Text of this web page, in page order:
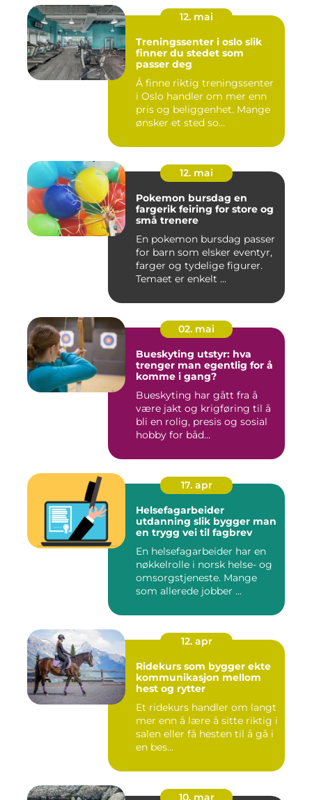
12. mai
Treningssenter i oslo slik
finner du stedet som
passer deg
Å finne riktig treningssenter
i Oslo handler om mer enn
pris og beliggenhet. Mange
ønsker et sted so...
12. mai
Pokemon bursdag en
fargerik feiring for store og
små trenere
En pokemon bursdag passer
for barn som elsker eventyr,
farger og tydelige figurer.
Temaet er enkelt ...
02. mai
Bueskyting utstyr: hva
trenger man egentlig for å
komme i gang?
Bueskyting har gått fra å
være jakt og krigføring til å
bli en rolig, presis og sosial
hobby for båd...
17. apr
Helsefagarbeider
utdanning slik bygger man
en trygg vei til fagbrev
En helsefagarbeider har en
nøkkelrolle i norsk helse- og
omsorgstjeneste. Mange
som allerede jobber ...
12. apr
Ridekurs som bygger ekte
kommunikasjon mellom
hest og rytter
Et ridekurs handler om langt
mer enn å lære å sitte riktig i
salen eller få hesten til å gå i
en bes...
10. mar